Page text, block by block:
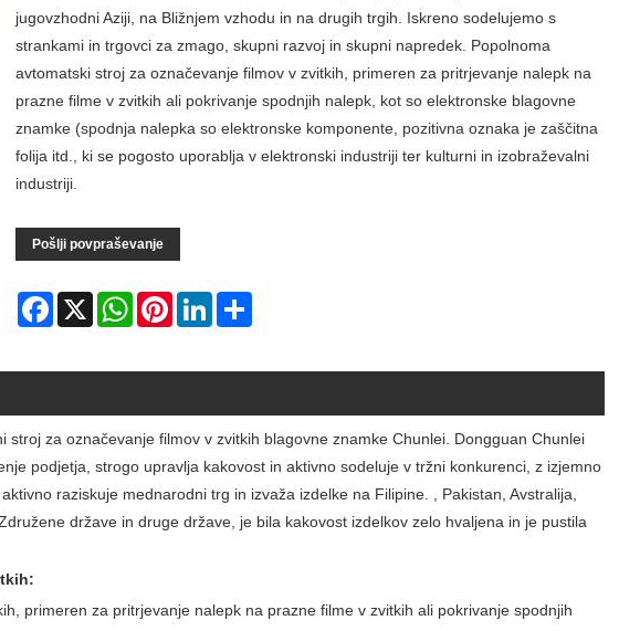
jugovzhodni Aziji, na Bližnjem vzhodu in na drugih trgih. Iskreno sodelujemo s
strankami in trgovci za zmago, skupni razvoj in skupni napredek. Popolnoma
avtomatski stroj za označevanje filmov v zvitkih, primeren za pritrjevanje nalepk na
prazne filme v zvitkih ali pokrivanje spodnjih nalepk, kot so elektronske blagovne
znamke (spodnja nalepka so elektronske komponente, pozitivna oznaka je zaščitna
folija itd., ki se pogosto uporablja v elektronski industriji ter kulturni in izobraževalni
industriji.
Pošlji povpraševanje
Facebook
X WhatsAppPinterestLinkedIn
za označevanje filmov v zvitkih blagovne znamke Chunlei. Dongguan Chunlei
podjetja, strogo upravlja kakovost in aktivno sodeluje v tržni konkurenci, z izjemno
raziskuje mednarodni trg in izvaža izdelke na Filipine. , Pakistan, Avstralija,
države in druge države, je bila kakovost izdelkov zelo hvaljena in je pustila
primeren za pritrjevanje nalepk na prazne filme v zvitkih ali pokrivanje spodnjih